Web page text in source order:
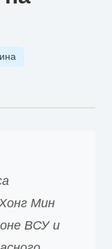
Мин
ВСУ и